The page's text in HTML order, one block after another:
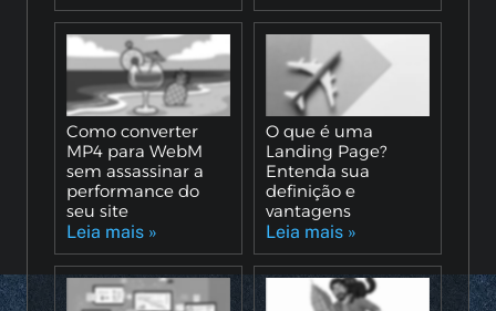
Como converter
MP4 para WebM
sem assassinar a
performance do
seu site
Leia mais »
O que é uma
Landing Page?
Entenda sua
definição e
vantagens
Leia mais »